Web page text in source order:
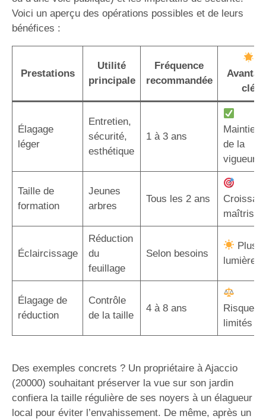
Voici un aperçu des opérations possibles et de leurs
bénéfices :
Prestations
Utilité
principale
Fréquence
recommandée
clé
Élagage
léger
Entretien,
sécurité,
esthétique
1 à 3 ans
Maintien
de la
vigueur
Taille de
formation
Jeunes
arbres
Tous les 2 ans
maîtrisée
Éclaircissage
Réduction
du
feuillage
Selon besoins
Plus
lumière
Élagage de
réduction
Contrôle
de la taille
4 à 8 ans
Risques
limités
Des exemples concrets ? Un propriétaire à Ajaccio
(20000) souhaitant préserver la vue sur son jardin
confiera la taille régulière de ses noyers à un élagueur
local pour éviter l’envahissement. De même, après un